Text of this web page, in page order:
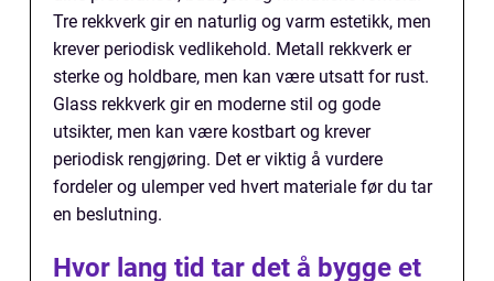
Tre rekkverk gir en naturlig og varm estetikk, men
krever periodisk vedlikehold. Metall rekkverk er
sterke og holdbare, men kan være utsatt for rust.
Glass rekkverk gir en moderne stil og gode
utsikter, men kan være kostbart og krever
periodisk rengjøring. Det er viktig å vurdere
fordeler og ulemper ved hvert materiale før du tar
en beslutning.
Hvor lang tid tar det å bygge et